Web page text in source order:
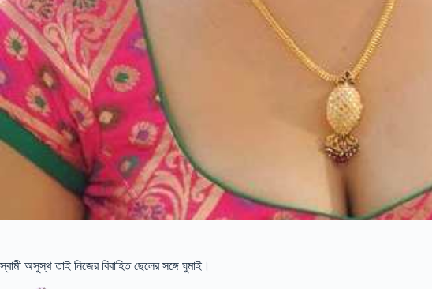
স্বামী অসুস্থ তাই নিজের বিবাহিত ছেলের সঙ্গে ঘুমাই।